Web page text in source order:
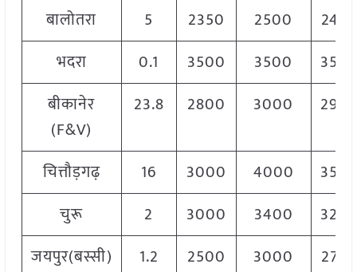
बालोतरा 5 2350 2500
2450
भदरा
0.1 3500 3500
बीकानेर
(F&V)
23.8 2800 3000
चित्तौड़गढ़ 16 3000 4000
चुरू
2 3000 3400
जयपुर(बस्सी)
1.2 2500 3000
2750